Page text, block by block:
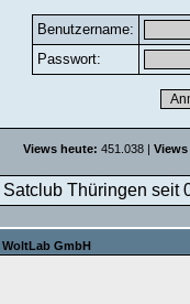
Benutzername:
Passwort:
Views heute: 451.038 |
Satclub Thüringen seit
WoltLab GmbH